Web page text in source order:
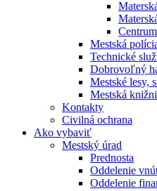
Mestská
Technické
Dobrovoľný
Mestské lesy,
Mestská
Kontakty
Civilná ochrana
Ako vybaviť
Mestský úrad
Prednosta
Oddelenie
Oddelenie